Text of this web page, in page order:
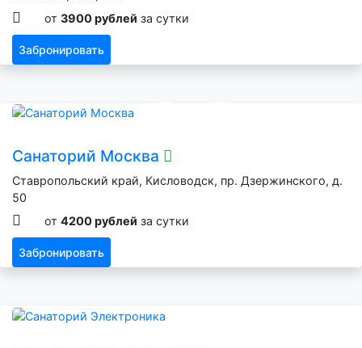
от 3900 рублей за сутки
Забронировать
Санаторий Москва
Ставропольский край, Кисловодск, пр. Дзержинского, д.
50
от 4200 рублей за сутки
Забронировать